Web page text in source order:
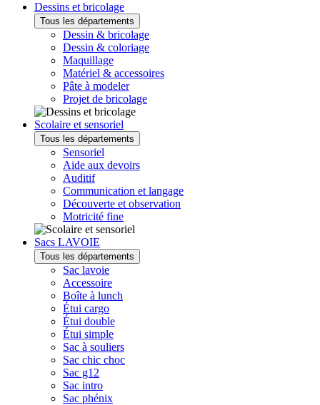
Dessins et bricolage
Tous les départements
Dessin & bricolage
Dessin & coloriage
Maquillage
Matériel & accessoires
Pâte à modeler
Projet de bricolage
Scolaire et sensoriel
Tous les départements
Sensoriel
Aide aux devoirs
Auditif
Communication et langage
Découverte et observation
Motricité fine
Sacs LAVOIE
Tous les départements
Sac lavoie
Accessoire
Boîte à lunch
Étui cargo
Étui double
Étui simple
Sac à souliers
Sac chic choc
Sac g12
Sac intro
Sac phénix